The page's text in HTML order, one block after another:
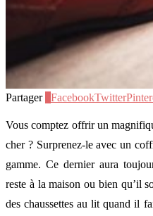
Partager FacebookTwitter
Vous comptez offrir un
cher ? Surprenez-le avec un
gamme. Ce dernier aura
reste à la maison ou bien qu’il
des chaussettes au lit quand il